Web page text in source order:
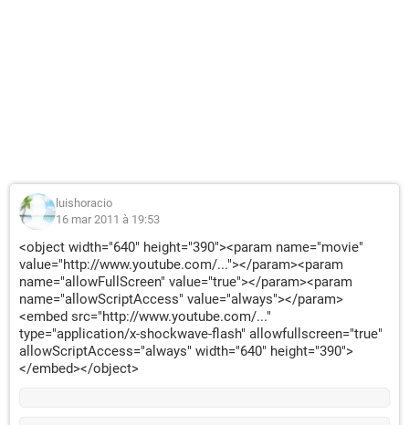
luishoracio
16 mar 2011 à 19:53
<object width="640" height="390"><param name="movie"
value="http://www.youtube.com/..."></param><param
name="allowFullScreen" value="true"></param><param
name="allowScriptAccess" value="always"></param>
<embed src="http://www.youtube.com/..."
type="application/x-shockwave-flash" allowfullscreen="true"
allowScriptAccess="always" width="640" height="390">
</embed></object>